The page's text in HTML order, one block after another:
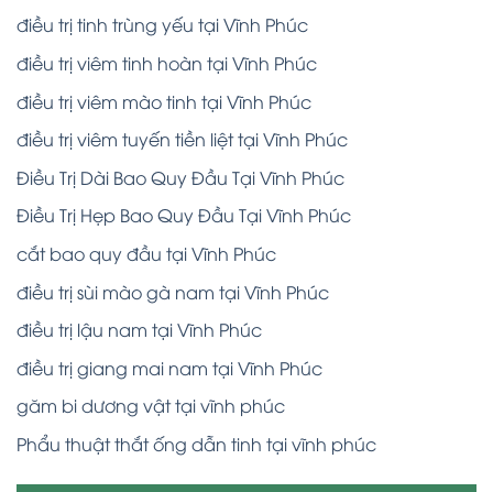
điều trị tinh trùng yếu tại Vĩnh Phúc
điều trị viêm tinh hoàn tại Vĩnh Phúc
điều trị viêm mào tinh tại Vĩnh Phúc
điều trị viêm tuyến tiền liệt tại Vĩnh Phúc
Điều Trị Dài Bao Quy Đầu Tại Vĩnh Phúc
Điều Trị Hẹp Bao Quy Đầu Tại Vĩnh Phúc
cắt bao quy đầu tại Vĩnh Phúc
điều trị sùi mào gà nam tại Vĩnh Phúc
điều trị lậu nam tại Vĩnh Phúc
điều trị giang mai nam tại Vĩnh Phúc
găm bi dương vật tại vĩnh phúc
Phẩu thuật thắt ống dẫn tinh tại vĩnh phúc